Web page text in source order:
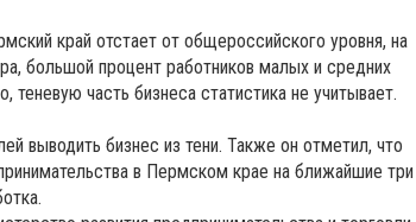
край отстает от общероссийского уровня, на
большой процент работников малых и средних
часть бизнеса статистика не учитывает.
выводить бизнес из тени. Также он отметил, что
в Пермском крае на ближайшие три